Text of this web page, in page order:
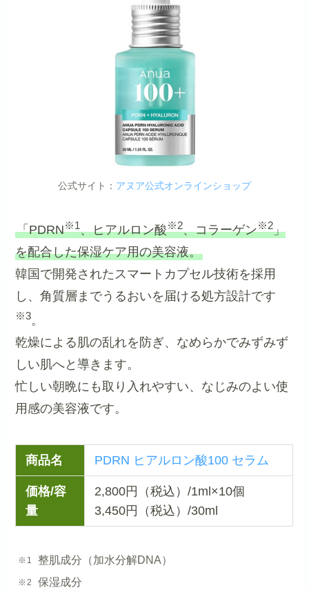
公式サイト： アヌア公式オンラインショップ
「PDRN※1、ヒアルロン酸※2、コラーゲン※2」
を配合した保湿ケア用の美容液。
韓国で開発されたスマートカプセル技術を採用
し、角質層までうるおいを届ける処方設計です
※3。
乾燥による肌の乱れを防ぎ、なめらかでみずみず
しい肌へと導きます。
忙しい朝晩にも取り入れやすい、なじみのよい使
用感の美容液です。
商品名 PDRN ヒアルロン酸100 セラム
価格/容
量
2,800円（税込）/1ml×10個
3,450円（税込）/30ml
整肌成分（加水分解DNA）
保湿成分